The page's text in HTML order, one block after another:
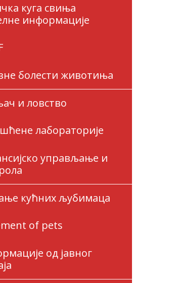
куга свиња
информације
болести животиња
и ловство
лабораторије
управљање и
кућних љубимаца
of pets
од јавног